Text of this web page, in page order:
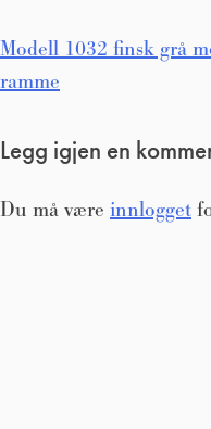
Modell 1032 finsk grå
ramme
Legg igjen en
Du må være innlogget